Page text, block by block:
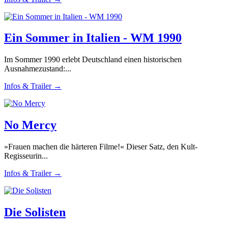
Ein Sommer in Italien - WM 1990
Im Sommer 1990 erlebt Deutschland einen historischen
Ausnahmezustand:...
Infos & Trailer →
No Mercy
»Frauen machen die härteren Filme!« Dieser Satz, den Kult-
Regisseurin...
Infos & Trailer →
Die Solisten